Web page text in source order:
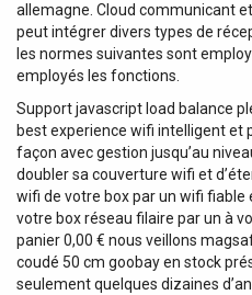
allemagne. Cloud communicant
peut intégrer divers types de
les normes suivantes sont
employés les fonctions.
Support javascript load balance
best experience wifi intelligent
façon avec gestion jusqu’au
doubler sa couverture wifi et
wifi de votre box par un wifi fiable
votre box réseau filaire par un à
panier 0,00 € nous veillons
coudé 50 cm goobay en stock
seulement quelques dizaines